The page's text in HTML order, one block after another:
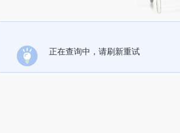
正在查询中，请刷新重试